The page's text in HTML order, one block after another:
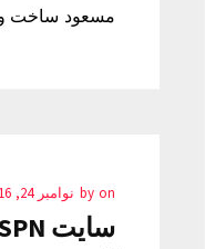
مسعود ساخت
by on نوامبر 24, 2016